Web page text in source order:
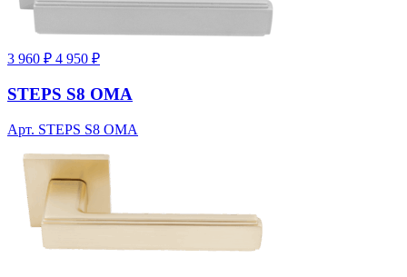
3 960 ₽ 4 950 ₽
STEPS S8 OMA
Арт. STEPS S8 OMA